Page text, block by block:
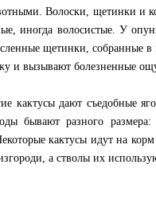
Волоски, щетинки и
иногда волосистые. У
щетинки, собранные в
и вызывают болезненные
кактусы дают съедобные
бывают разного
кактусы идут на
а стволы их